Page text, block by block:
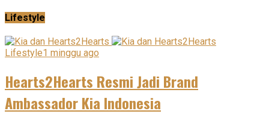
Lifestyle
Lifestyle1 minggu ago
Hearts2Hearts Resmi Jadi Brand
Ambassador Kia Indonesia